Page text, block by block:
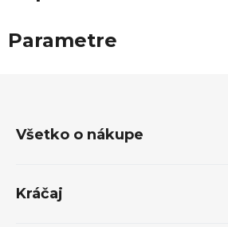
Parametre
Všetko o nákupe
Kráčaj